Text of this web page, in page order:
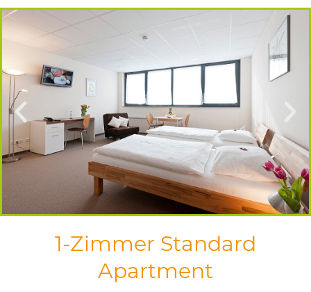
1-Zimmer Standard
Apartment